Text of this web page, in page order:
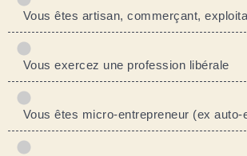
Vous êtes artisan, commerçant,
Vous exercez une profession libérale
Vous êtes micro-entrepreneur (ex auto-